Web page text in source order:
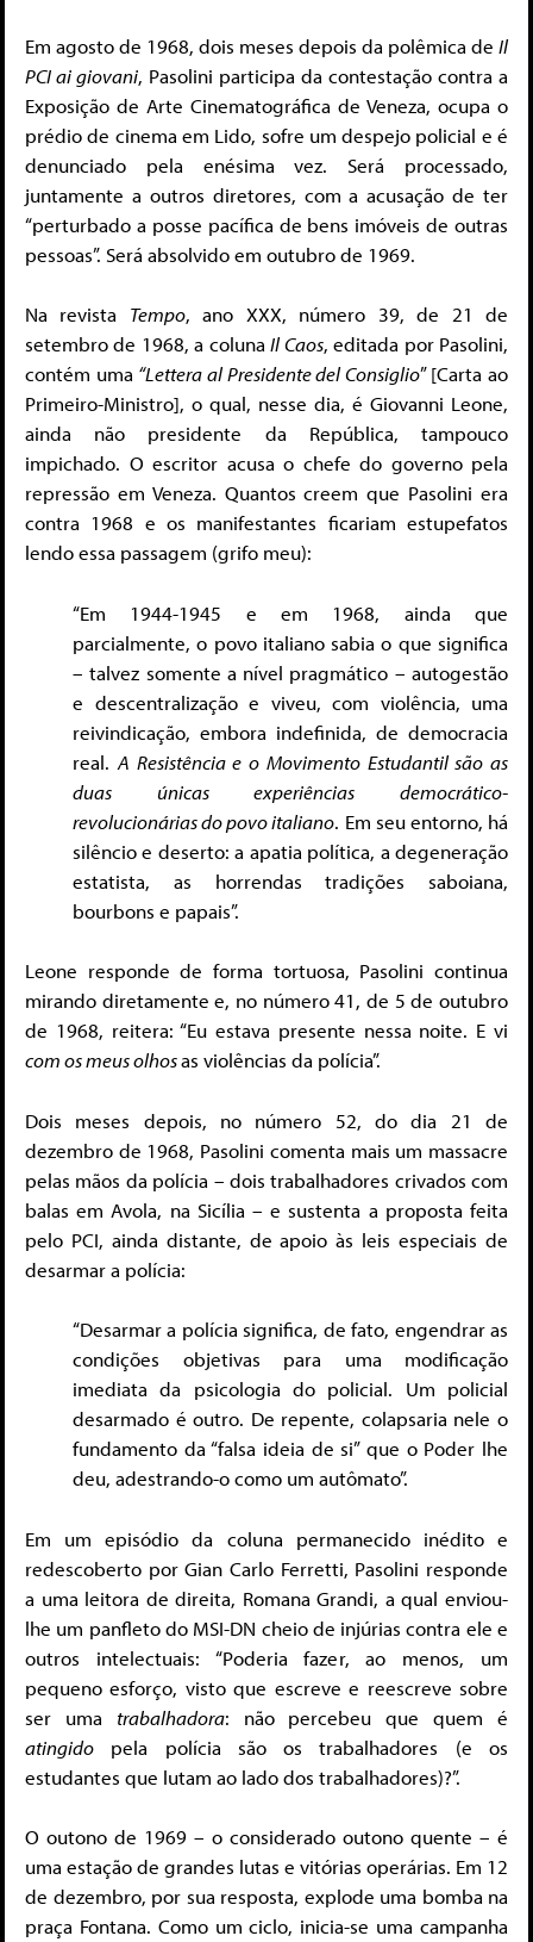
Em agosto de 1968, dois meses depois da polêmica de Il
PCI ai giovani, Pasolini participa da contestação contra a
Exposição de Arte Cinematográfica de Veneza, ocupa o
prédio de cinema em Lido, sofre um despejo policial e é
denunciado pela enésima vez. Será processado,
juntamente a outros diretores, com a acusação de ter
“perturbado a posse pacífica de bens imóveis de outras
pessoas”. Será absolvido em outubro de 1969.
Na revista Tempo, ano XXX, número 39, de 21 de
setembro de 1968, a colunaIl Caos, editada por Pasolini,
contém uma “Lettera al Presidente del Consiglio” [Carta ao
Primeiro-Ministro], o qual, nesse dia, é Giovanni Leone,
ainda não presidente da República, tampouco
impichado. O escritor acusa o chefe do governo pela
repressão em Veneza. Quantos creem que Pasolini era
contra 1968 e os manifestantes ficariam estupefatos
lendo essa passagem (grifo meu):
“Em 1944-1945 e em 1968, ainda que
parcialmente, o povo italiano sabia o que significa
– talvez somente a nível pragmático – autogestão
e descentralização e viveu, com violência, uma
reivindicação, embora indefinida, de democracia
real. A Resistência e o Movimento Estudantil são as
duas únicas experiências democrático-
revolucionárias do povo italiano. Em seu entorno, há
silêncio e deserto: a apatia política, a degeneração
estatista, as horrendas tradições saboiana,
bourbons e papais”.
Leone responde de forma tortuosa, Pasolini continua
mirando diretamente e, no número 41, de 5 de outubro
de 1968, reitera: “Eu estava presente nessa noite. E vi
com os meus olhosas violências da polícia”.
Dois meses depois, no número 52, do dia 21 de
dezembro de 1968, Pasolini comenta mais um massacre
pelas mãos da polícia – dois trabalhadores crivados com
balas em Avola, na Sicília – e sustenta a proposta feita
pelo PCI, ainda distante, de apoio às leis especiais de
desarmar a polícia:
“Desarmar a polícia significa, de fato, engendrar as
condições objetivas para uma modificação
imediata da psicologia do policial. Um policial
desarmado é outro. De repente, colapsaria nele o
fundamento da “falsa ideia de si” que o Poder lhe
deu, adestrando-o como um autômato”.
Em um episódio da coluna permanecido inédito e
redescoberto por Gian Carlo Ferretti, Pasolini responde
a uma leitora de direita, Romana Grandi, a qual enviou-
lhe um panfleto do MSI-DN cheio de injúrias contra ele e
outros intelectuais: “Poderia fazer, ao menos, um
pequeno esforço, visto que escreve e reescreve sobre
ser uma trabalhadora: não percebeu que quem é
atingido pela polícia são os trabalhadores (e os
estudantes que lutam ao lado dos trabalhadores)?”.
O outono de 1969 – o considerado outono quente – é
uma estação de grandes lutas e vitórias operárias. Em 12
de dezembro, por sua resposta, explode uma bomba na
praça Fontana. Como um ciclo, inicia-se uma campanha